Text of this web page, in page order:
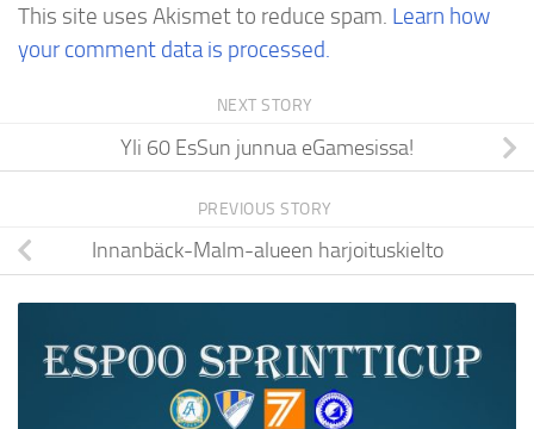
This site uses Akismet to reduce spam. Learn how
your comment data is processed.
NEXT STORY
Yli 60 EsSun junnua eGamesissa!
PREVIOUS STORY
Innanbäck-Malm-alueen harjoituskielto